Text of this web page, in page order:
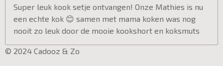
Super leuk kook setje ontvangen! Onze Mathies is nu
een echte kok 😊 samen met mama koken was nog
nooit zo leuk door de mooie kookshort en koksmuts
© 2024 Cadooz & Zo